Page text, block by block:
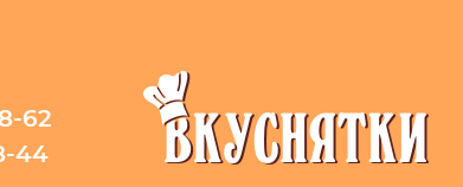
62
44